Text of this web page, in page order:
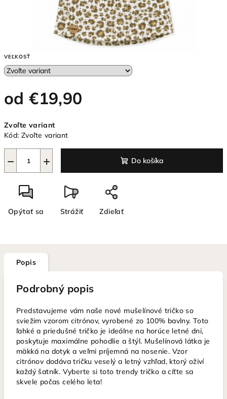
VEĽKOSŤ
od€19,90
cena:
Zvoľte variant
Kód: Zvoľte variant
+
− Do košíka
Opýtať sa Strážiť Zdieľať
Popis
Podrobný popis
Predstavujeme vám naše nové mušelínové tričko so
sviežim vzorom citrónov, vyrobené zo 100% bavlny. Toto
ľahké a priedušné tričko je ideálne na horúce letné dni,
poskytuje maximálne pohodlie a štýl. Mušelínová látka je
mäkká na dotyk a veľmi príjemná na nosenie. Vzor
citrónov dodáva tričku veselý a letný vzhľad, ktorý oživí
každý šatník. Vyberte si toto trendy tričko a cíťte sa
skvele počas celého leta!